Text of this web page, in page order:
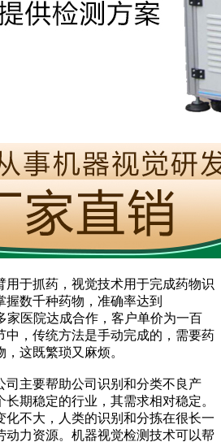
于抓药，视觉技术用于完成药物识
数千种药物，准确率达到
家医院达成合作，客户单价为一百
中，传统方法是手动完成的，需要药
这既繁琐又麻烦。
主要帮助公司识别和分类不良产
期稳定的行业，其需求相对稳定。
化不大，人类的识别和分拣在很长一
动力资源。机器视觉检测技术可以帮